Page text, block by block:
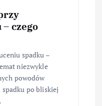
czego
spadku –
niezwykle
powodów
po bliskiej